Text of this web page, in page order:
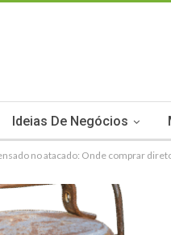
Ideias De Negócios
no atacado: Onde comprar